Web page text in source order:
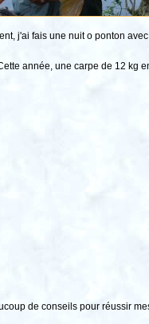
j'ai fais une nuit o ponton
année, une carpe de 12 kg
de conseils pour réussir